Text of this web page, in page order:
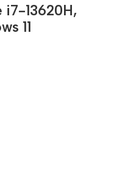
i7-13620H,
11